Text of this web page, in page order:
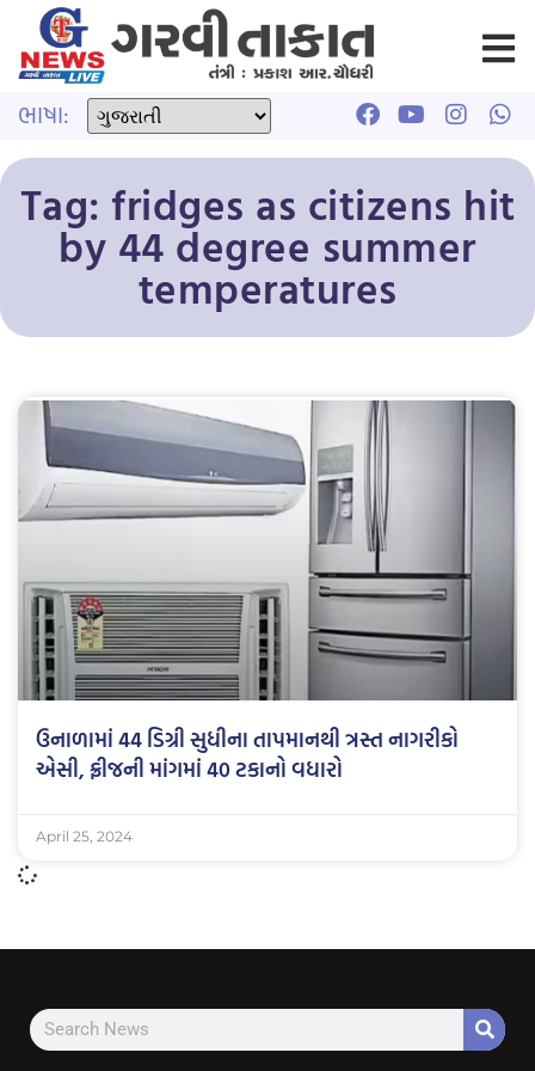
ભાષા:
Tag: fridges as citizens hit
by 44 degree summer
temperatures
ઉનાળામાં 44 ડિગ્રી સુધીના તાપમાનથી ત્રસ્ત નાગરીકો
એસી, ફ્રીજની માંગમાં 40 ટકાનો વધારો
April 25, 2024